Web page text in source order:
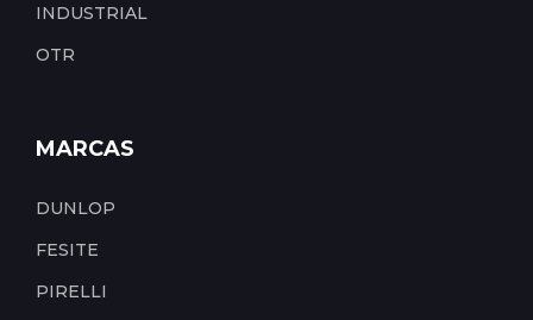
INDUSTRIAL
OTR
MARCAS
DUNLOP
FESITE
PIRELLI